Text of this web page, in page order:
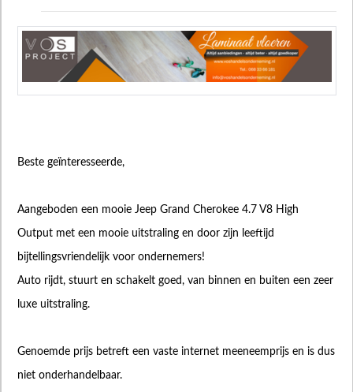
Beste geïnteresseerde,
Aangeboden een mooie Jeep Grand Cherokee 4.7 V8 High
Output met een mooie uitstraling en door zijn leeftijd
bijtellingsvriendelijk voor ondernemers!
Auto rijdt, stuurt en schakelt goed, van binnen en buiten een zeer
luxe uitstraling.
Genoemde prijs betreft een vaste internet meeneemprijs en is dus
niet onderhandelbaar.